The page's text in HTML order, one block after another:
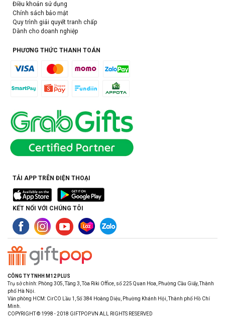
Điều khoản sử dụng
Chính sách bảo mật
Quy trình giải quyết tranh chấp
Dành cho doanh nghiệp
PHƯƠNG THỨC THANH TOÁN
TẢI APP TRÊN ĐIỆN THOẠI
KẾT NỐI VỚI CHÚNG TÔI
CÔNG TY TNHH M12 PLUS
Trụ sở chính: Phòng 305, Tầng 3, Tòa Riki Office, số 225 Quan Hoa, Phường Cầu Giấy, Thành
phố Hà Nội.
Văn phòng HCM: CirCO Lầu 1, Số 384 Hoàng Diệu, Phường Khánh Hội, Thành phố Hồ Chí
Minh.
COPYRIGHT © 1998 - 2018 GIFTPOP.VN ALL RIGHTS RESERVED